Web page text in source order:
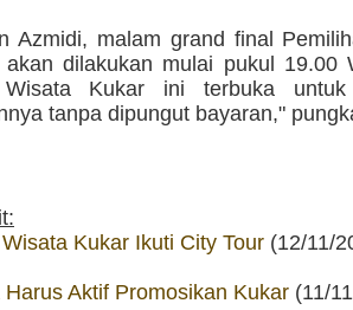
Azmidi, malam grand final
dilakukan mulai pukul 19.00
Kukar ini terbuka untuk
tanpa dipungut bayaran,"
Kukar Ikuti City Tour (12/11/
Aktif Promosikan Kukar (11/